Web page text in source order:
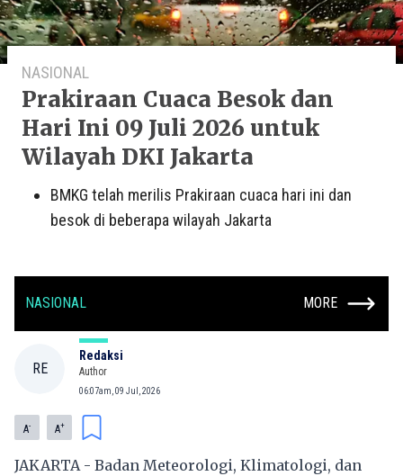
NASIONAL
Prakiraan Cuaca Besok dan
Hari Ini 09 Juli 2026 untuk
Wilayah DKI Jakarta
BMKG telah merilis Prakiraan cuaca hari ini dan
besok di beberapa wilayah Jakarta
NASIONAL MORE
RE
Redaksi
Author
06:07am, 09 Jul, 2026
A- A+
JAKARTA - Badan Meteorologi, Klimatologi, dan